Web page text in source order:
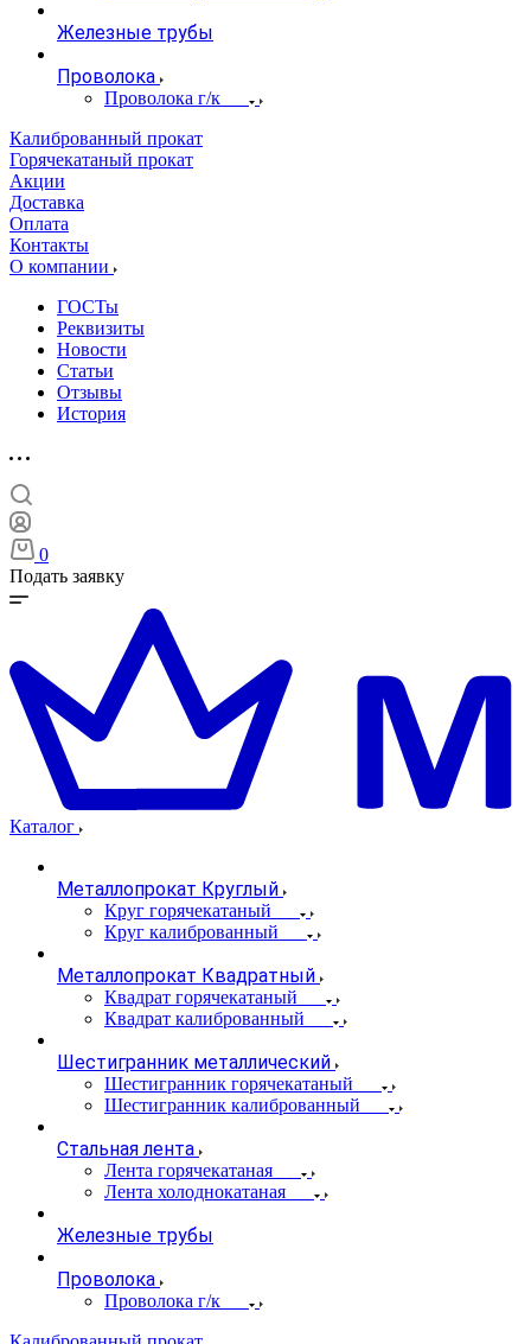
Железные трубы
Проволока
Проволока г/к
Калиброванный прокат
Горячекатаный прокат
Акции
Доставка
Оплата
Контакты
О компании
ГОСТы
Реквизиты
Новости
Статьи
Отзывы
История
0
Подать заявку
Каталог
Металлопрокат Круглый
Круг горячекатаный
Круг калиброванный
Металлопрокат Квадратный
Квадрат горячекатаный
Квадрат калиброванный
Шестигранник металлический
Шестигранник горячекатаный
Шестигранник калиброванный
Стальная лента
Лента горячекатаная
Лента холоднокатаная
Железные трубы
Проволока
Проволока г/к